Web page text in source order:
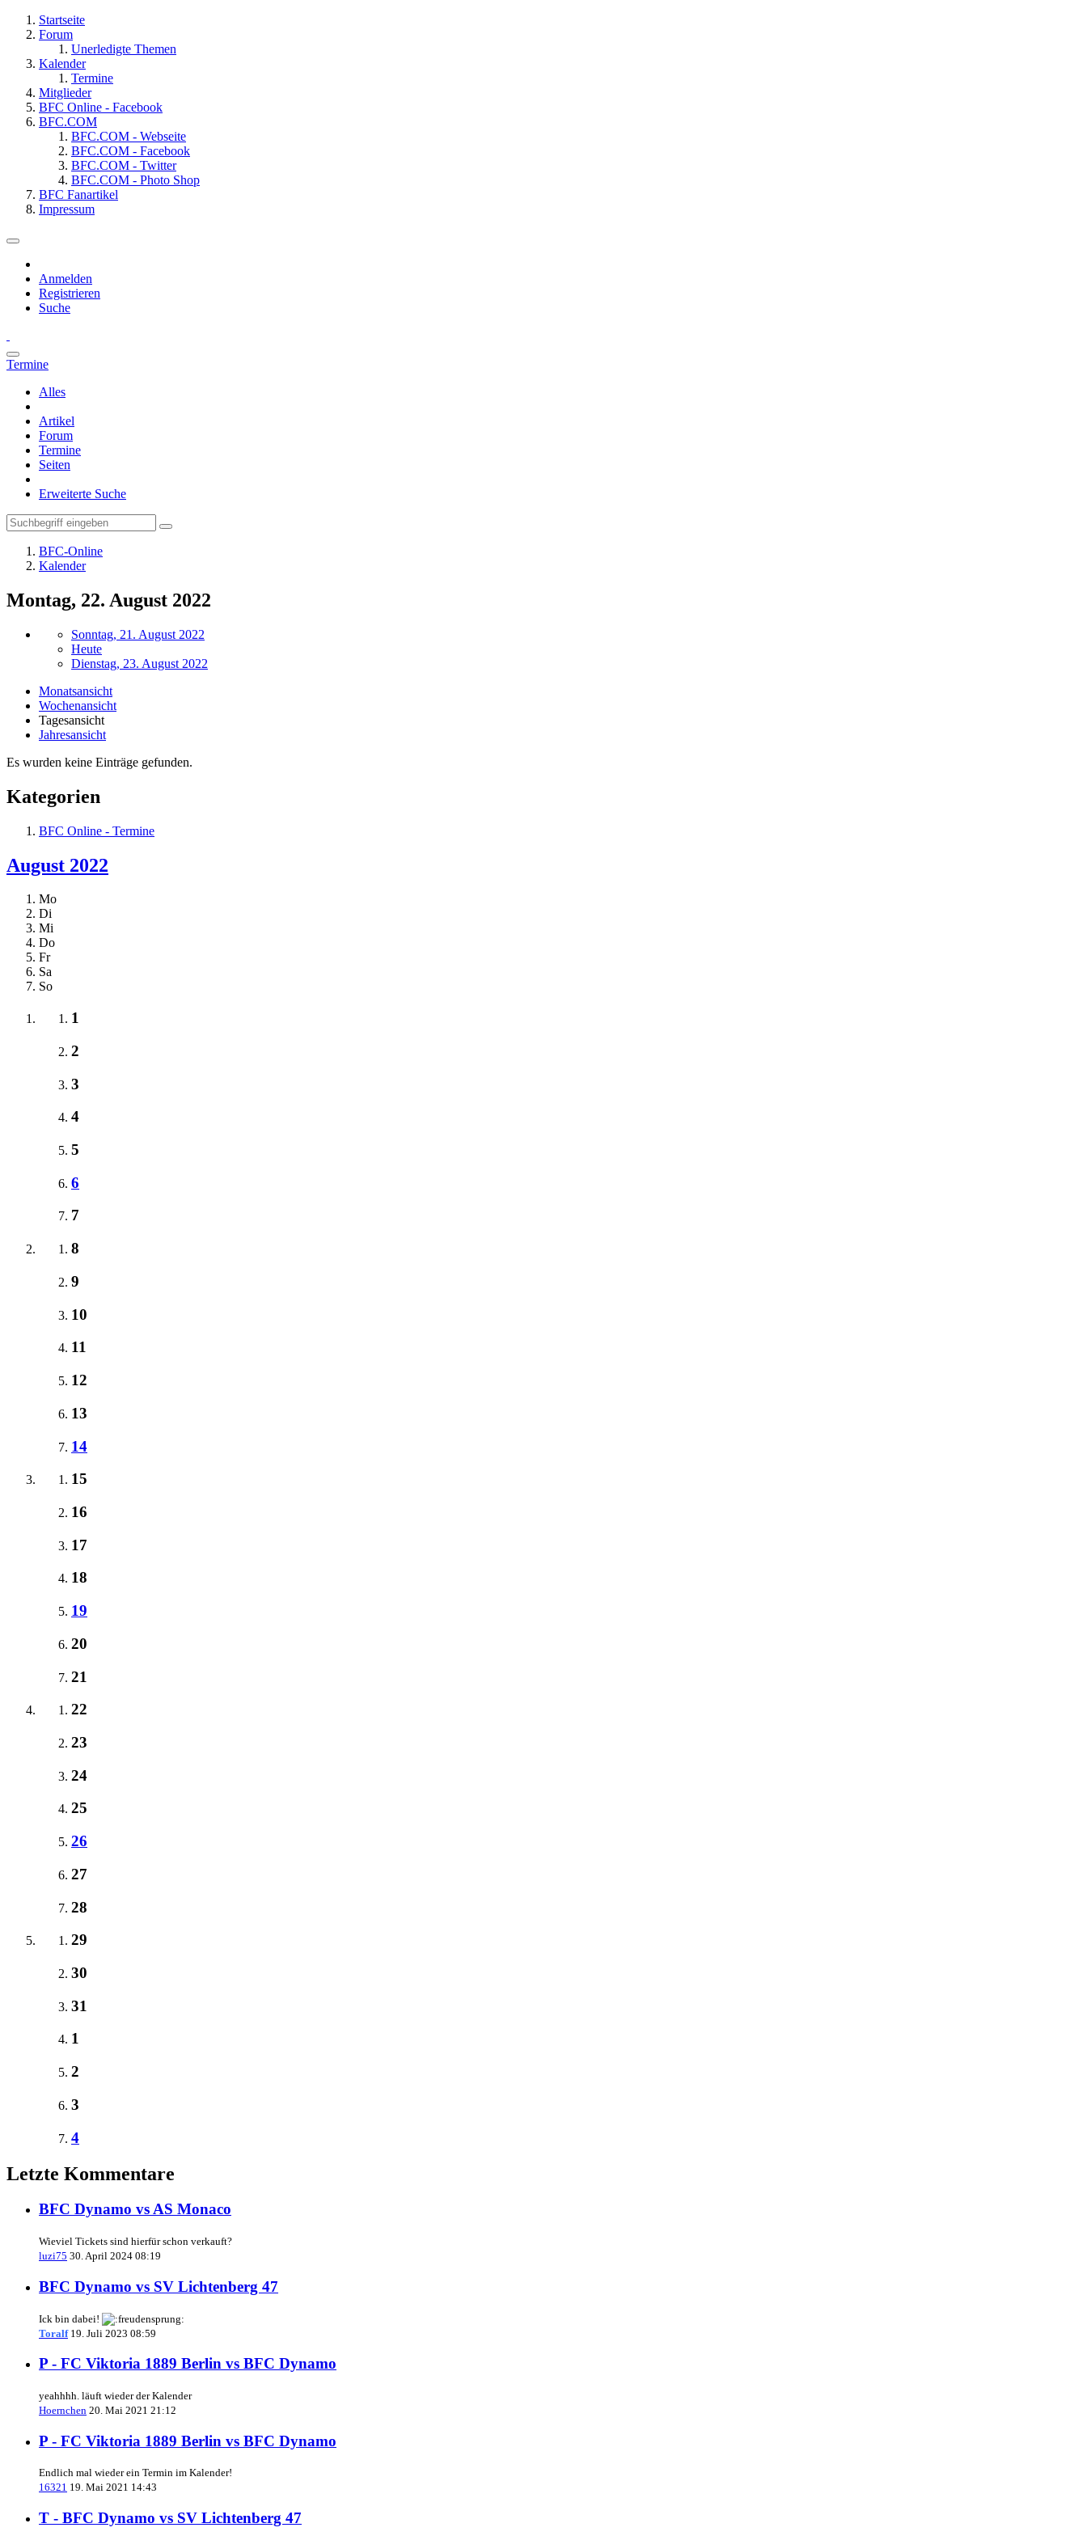
Startseite
Forum
Unerledigte Themen
Kalender
Termine
Mitglieder
BFC Online - Facebook
BFC.COM
BFC.COM - Webseite
BFC.COM - Facebook
BFC.COM - Twitter
BFC.COM - Photo Shop
BFC Fanartikel
Impressum
Anmelden
Registrieren
Suche
Termine
Alles
Artikel
Forum
Termine
Seiten
Erweiterte Suche
BFC-Online
Kalender
Montag, 22. August 2022
Sonntag, 21. August 2022
Heute
Dienstag, 23. August 2022
Monatsansicht
Wochenansicht
Tagesansicht
Jahresansicht
Es wurden keine Einträge gefunden.
Kategorien
BFC Online - Termine
August 2022
Mo
Di
Mi
Do
Fr
Sa
So
1
2
3
4
5
6
7
8
9
10
11
12
13
14
15
16
17
18
19
20
21
22
23
24
25
26
27
28
29
30
31
1
2
3
4
Letzte Kommentare
BFC Dynamo vs AS Monaco
Wieviel Tickets sind hierfür schon verkauft?
luzi75 30. April 2024 08:19
BFC Dynamo vs SV Lichtenberg 47
Ick bin dabei!
Toralf 19. Juli 2023 08:59
P - FC Viktoria 1889 Berlin vs BFC Dynamo
yeahhhh. läuft wieder der Kalender
Hoernchen 20. Mai 2021 21:12
P - FC Viktoria 1889 Berlin vs BFC Dynamo
Endlich mal wieder ein Termin im Kalender!
16321 19. Mai 2021 14:43
T - BFC Dynamo vs SV Lichtenberg 47